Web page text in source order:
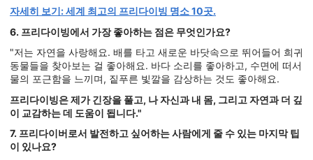
자세히 보기: 세계 최고의 프리다이빙 명소 10곳.
6. 프리다이빙에서 가장 좋아하는 점은 무엇인가요?
"저는 자연을 사랑해요. 배를 타고 새로운 바닷속으로 뛰어들어 희귀
동물들을 찾아보는 걸 좋아해요. 바다 소리를 좋아하고, 수면에 떠서
물의 포근함을 느끼며, 짙푸른 빛깔을 감상하는 것도 좋아해요.
프리다이빙은 제가 긴장을 풀고, 나 자신과 내 몸, 그리고 자연과 더 깊
이 교감하는 데 도움이 됩니다."
7. 프리다이버로서 발전하고 싶어하는 사람에게 줄 수 있는 마지막 팁
이 있나요?